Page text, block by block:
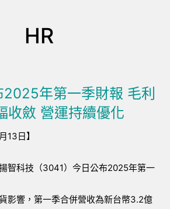
HR
年第一季財報 毛利
收斂 營運持續優化
13日】
智科技（3041）今日公布2025年第一
影響，第一季合併營收為新台幣3.2億